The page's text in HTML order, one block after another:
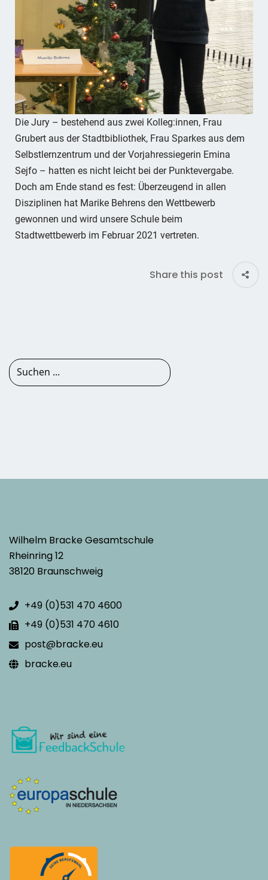
Die Jury – bestehend aus zwei Kolleg:innen, Frau
Grubert aus der Stadtbibliothek, Frau Sparkes aus dem
Selbstlernzentrum und der Vorjahressiegerin Emina
Sejfo – hatten es nicht leicht bei der Punktevergabe.
Doch am Ende stand es fest: Überzeugend in allen
Disziplinen hat Marike Behrens den Wettbewerb
gewonnen und wird unsere Schule beim
Stadtwettbewerb im Februar 2021 vertreten.
Share this post
Wilhelm Bracke Gesamtschule
Rheinring 12
38120 Braunschweig
+49 (0)531 470 4600
+49 (0)531 470 4610
post@bracke.eu
bracke.eu